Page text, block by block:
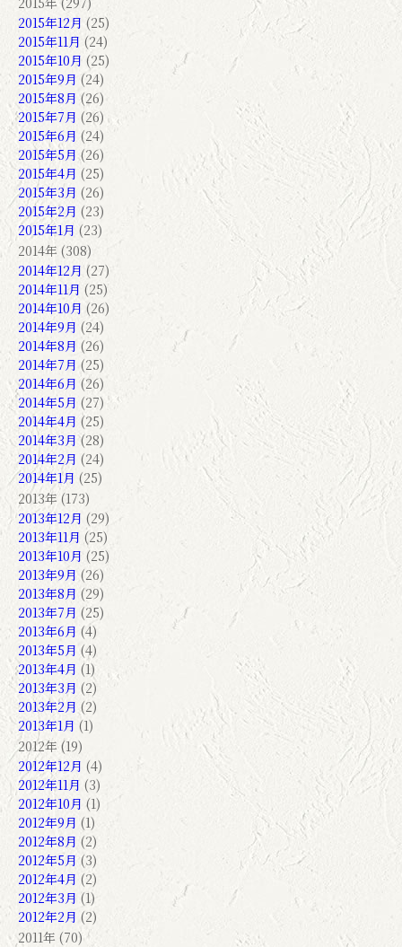
2015年12月 (25)
2015年11月 (24)
2015年10月 (25)
2015年9月 (24)
2015年8月 (26)
2015年7月 (26)
2015年6月 (24)
2015年5月 (26)
2015年4月 (25)
2015年3月 (26)
2015年2月 (23)
2015年1月 (23)
2014年 (308)
2014年12月 (27)
2014年11月 (25)
2014年10月 (26)
2014年9月 (24)
2014年8月 (26)
2014年7月 (25)
2014年6月 (26)
2014年5月 (27)
2014年4月 (25)
2014年3月 (28)
2014年2月 (24)
2014年1月 (25)
2013年 (173)
2013年12月 (29)
2013年11月 (25)
2013年10月 (25)
2013年9月 (26)
2013年8月 (29)
2013年7月 (25)
2013年6月 (4)
2013年5月 (4)
2013年4月 (1)
2013年3月 (2)
2013年2月 (2)
2013年1月 (1)
2012年 (19)
2012年12月 (4)
2012年11月 (3)
2012年10月 (1)
2012年9月 (1)
2012年8月 (2)
2012年5月 (3)
2012年4月 (2)
2012年3月 (1)
2012年2月 (2)
2011年 (70)